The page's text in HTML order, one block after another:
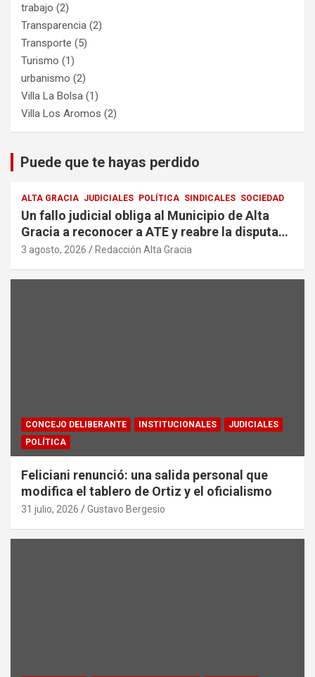
trabajo (2)
Transparencia (2)
Transporte (5)
Turismo (1)
urbanismo (2)
Villa La Bolsa (1)
Villa Los Aromos (2)
Puede que te hayas perdido
ALTA GRACIA JUDICIALES POLÍTICA SINDICALES SOCIEDAD
Un fallo judicial obliga al Municipio de Alta
Gracia a reconocer a ATE y reabre la disputa
por la representación sindical
3 agosto, 2026 Redacción Alta Gracia
CONCEJO DELIBERANTE INSTITUCIONALES
JUDICIALES
POLÍTICA
Feliciani renunció: una salida personal que
modifica el tablero de Ortiz y el oficialismo
31 julio, 2026 Gustavo Bergesio